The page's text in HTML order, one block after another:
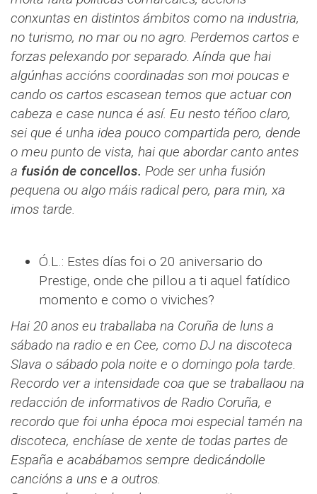
conxuntas en distintos ámbitos como na industria,
no turismo, no mar ou no agro. Perdemos cartos e
forzas pelexando por separado. Aínda que hai
algúnhas accións coordinadas son moi poucas e
cando os cartos escasean temos que actuar con
cabeza e case nunca é así. Eu nesto téñoo claro,
sei que é unha idea pouco compartida pero, dende
o meu punto de vista, hai que abordar canto antes
a fusión de concellos. Pode ser unha fusión
pequena ou algo máis radical pero, para min, xa
imos tarde.
Ó.L.: Estes días foi o 20 aniversario do
Prestige, onde che pillou a ti aquel fatídico
momento e como o viviches?
Hai 20 anos eu traballaba na Coruña de luns a
sábado na radio e en Cee, como DJ na discoteca
Slava o sábado pola noite e o domingo pola tarde.
Recordo ver a intensidade coa que se traballaou na
redacción de informativos de Radio Coruña, e
recordo que foi unha época moi especial tamén na
discoteca, enchíase de xente de todas partes de
España e acabábamos sempre dedicándolle
cancións a uns e a outros.